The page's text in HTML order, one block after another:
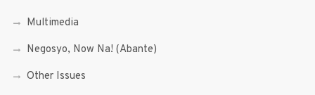
Multimedia
Negosyo, Now Na! (Abante)
Other Issues